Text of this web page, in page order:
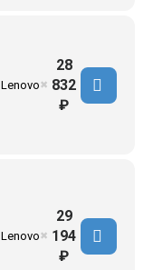
Lenovo ✖
28
832
₽
Lenovo ✖
29
194
₽